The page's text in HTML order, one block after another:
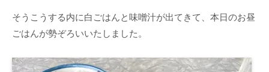
そうこうする内に白ごはんと味噌汁が出てきて、本日のお昼
ごはんが勢ぞろいいたしました。